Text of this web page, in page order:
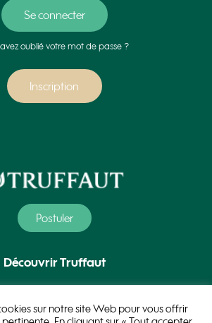
oublié votre mot de passe ?
Inscription
Postuler
Découvrir Truffaut
sur notre site Web pour vous offrir